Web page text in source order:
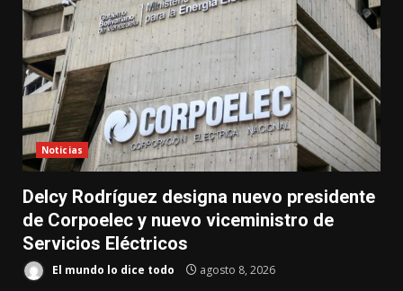
Noticias
Delcy Rodríguez designa nuevo presidente
de Corpoelec y nuevo viceministro de
Servicios Eléctricos
El mundo lo dice todo agosto 8, 2026